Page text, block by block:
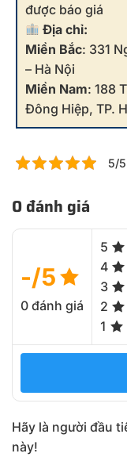
được báo giá
Địa chỉ:
Miền Bắc: 331
– Hà Nội
Miền Nam: 188
Đông Hiệp, TP.
5/
0 đánh giá
-/5
0 đánh giá
5
4
3
2
1
Hãy là người đầu
này!